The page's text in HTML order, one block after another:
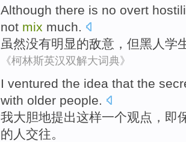
Although there is no overt
not mix much.
虽然没有明显的敌意 ，但黑人 学
《柯林斯英汉双解大词典》
I ventured the idea that the
with older people.
我大胆地提出这样一个观点 ， 即
的 人 交往。